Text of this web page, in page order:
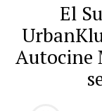
El
Autocine